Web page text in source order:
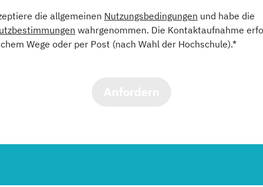
die allgemeinen Nutzungsbedingungen und habe die
wahrgenommen. Die Kontaktaufnahme
Wege oder per Post (nach Wahl der Hochschule).*